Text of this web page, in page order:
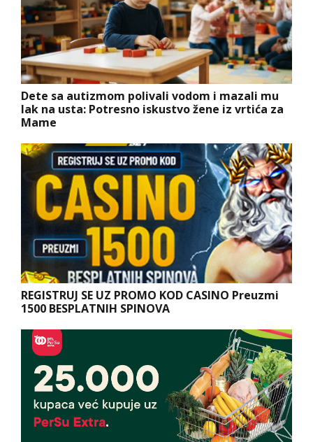
Dete sa autizmom polivali vodom i mazali mu
lak na usta: Potresno iskustvo žene iz vrtića za
Mame
REGISTRUJ SE UZ PROMO KOD CASINO Preuzmi
1500 BESPLATNIH SPINOVA